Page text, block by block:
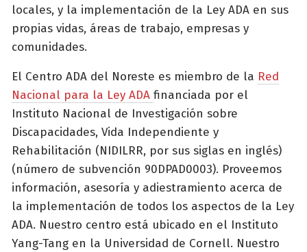
locales, y la implementación de la Ley ADA en sus
propias vidas, áreas de trabajo, empresas y
comunidades.
El Centro ADA del Noreste es miembro de la Red
Nacional para la Ley ADA financiada por el
Instituto Nacional de Investigación sobre
Discapacidades, Vida Independiente y
Rehabilitación (NIDILRR, por sus siglas en inglés)
(número de subvención 90DPAD0003). Proveemos
información, asesoría y adiestramiento acerca de
la implementación de todos los aspectos de la Ley
ADA. Nuestro centro está ubicado en el Instituto
Yang-Tang en la Universidad de Cornell. Nuestro